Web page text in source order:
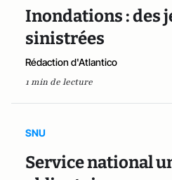
Inondations : des
sinistrées
Rédaction d'Atlantico
1 min de lecture
SNU
Service national